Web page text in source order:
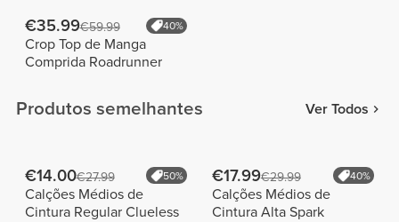
€35.99€59.99 40%
Crop Top de Manga
Comprida Roadrunner
Produtos semelhantes Ver Todos
€14.00€27.99 50%
Calções Médios de
Cintura Regular Clueless
€17.99€29.99 40%
Calções Médios de
Cintura Alta Spark